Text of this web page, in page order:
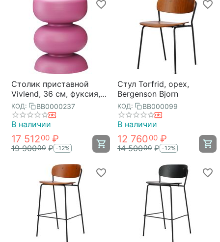
Столик приставной
Vivlend, 36 см, фуксия,
Bergenson Bjorn
КОД: BB0000237
В наличии
17 51200 ₽
19 90000 ₽ -12%
Стул Torfrid, орех,
Bergenson Bjorn
КОД: BB000099
В наличии
12 76000 ₽
14 50000 ₽ -12%